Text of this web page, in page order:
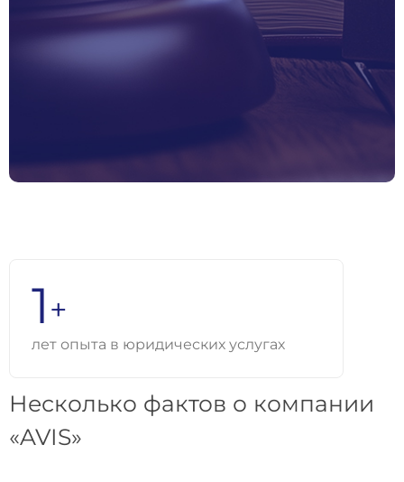
1+
лет опыта в юридических услугах
Несколько фактов о компании
«AVIS»